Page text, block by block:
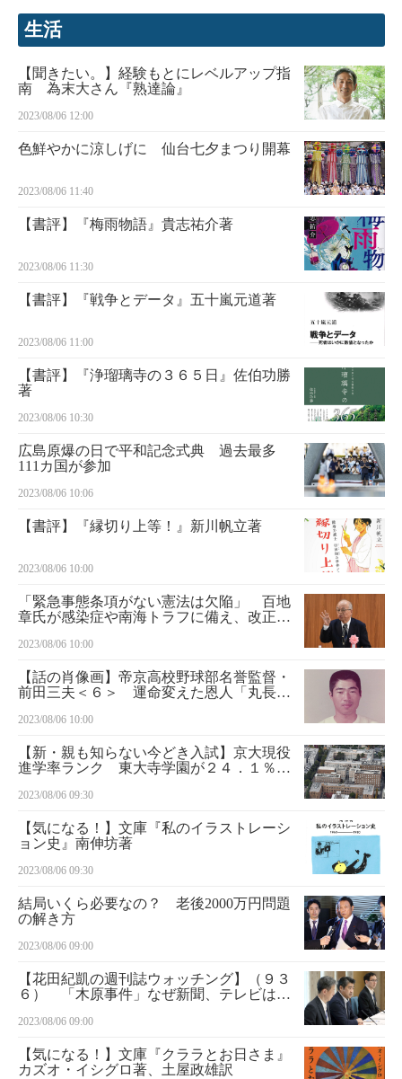
生活
【聞きたい。】経験もとにレベルアップ指
南 為末大さん『熟達論』
2023/08/06 12:00
色鮮やかに涼しげに 仙台七夕まつり開幕
2023/08/06 11:40
【書評】『梅雨物語』貴志祐介著
2023/08/06 11:30
【書評】『戦争とデータ』五十嵐元道著
2023/08/06 11:00
【書評】『浄瑠璃寺の３６５日』佐伯功勝
著
2023/08/06 10:30
広島原爆の日で平和記念式典 過去最多
111カ国が参加
2023/08/06 10:06
【書評】『縁切り上等！』新川帆立著
2023/08/06 10:00
「緊急事態条項がない憲法は欠陥」 百地
章氏が感染症や南海トラフに備え、改正訴
2023/08/06 10:00
【話の肖像画】帝京高校野球部名誉監督・
前田三夫＜６＞ 運命変えた恩人「丸長バ
2023/08/06 10:00
【新・親も知らない今どき入試】京大現役
進学率ランク 東大寺学園が２４．１％で
2023/08/06 09:30
【気になる！】文庫『私のイラストレーシ
ョン史』南伸坊著
2023/08/06 09:30
結局いくら必要なの？ 老後2000万円問題
の解き方
2023/08/06 09:00
【花田紀凱の週刊誌ウォッチング】（９３
６） 「木原事件」なぜ新聞、テレビはス
2023/08/06 09:00
【気になる！】文庫『クララとお日さま』
カズオ・イシグロ著、土屋政雄訳